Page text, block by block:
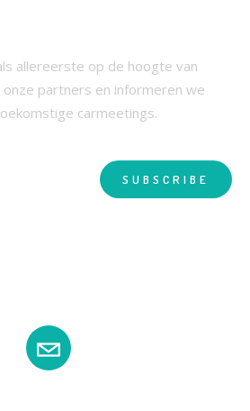
allereerste op de hoogte van
onze partners en informeren we
carmeetings.